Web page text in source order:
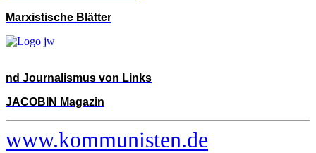
Marxistische Blätter
nd Journalismus von Links
JACOBIN Magazin
www.kommunisten.de